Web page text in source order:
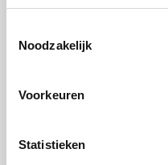
Noodzakelijk
Voorkeuren
Statistieken